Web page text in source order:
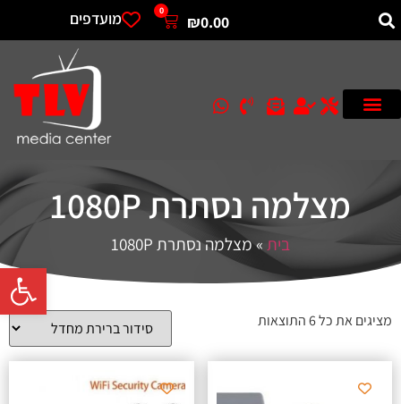
פתח
₪0.00
0 מועדפים
מצלמה נסתרת 1080P
בית»מצלמה נסתרת 1080P
מציגים את כל ⁦6⁩ התוצאות